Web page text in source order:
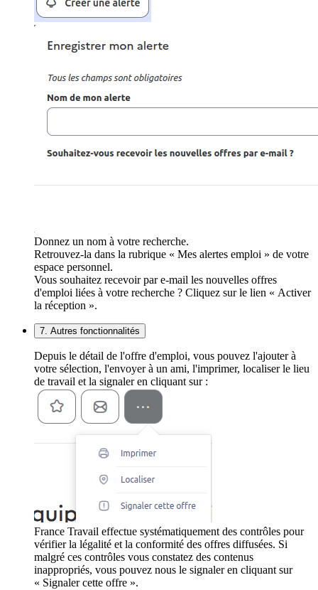
Donnez un nom à votre recherche.
Retrouvez-la dans la rubrique « Mes alertes emploi » de votre
espace personnel.
Vous souhaitez recevoir par e-mail les nouvelles offres
d'emploi liées à votre recherche ? Cliquez sur le lien « Activer
la réception ».
7. Autres fonctionnalités
Depuis le détail de l'offre d'emploi, vous pouvez l'ajouter à
votre sélection, l'envoyer à un ami, l'imprimer, localiser le lieu
de travail et la signaler en cliquant sur :
France Travail effectue systématiquement des contrôles pour
vérifier la légalité et la conformité des offres diffusées. Si
malgré ces contrôles vous constatez des contenus
inappropriés, vous pouvez nous le signaler en cliquant sur
« Signaler cette offre ».